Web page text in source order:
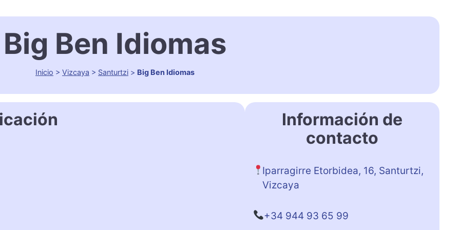
Big Ben Idiomas
Inicio > Vizcaya > Santurtzi > Big Ben Idiomas
Información de
contacto
Iparragirre Etorbidea, 16, Santurtzi,
Vizcaya
+34 944 93 65 99